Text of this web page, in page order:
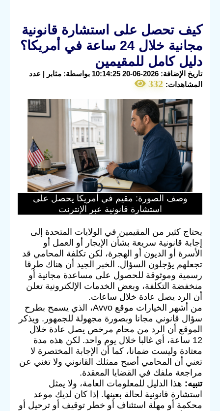
كيف تحصل على استشارة قانونية
مجانية خلال 24 ساعة في أمريكا؟
دليل كامل للمقيمين
تاريخ الإضافة: 2026-06-20 10:14:25 بواسطة: مثابر | عدد
المشاهدات: 332
وصف الصورة: مقيم في أمريكا يحصل على
استشارة قانونية عبر الإنترنت
يحتاج كثير من المقيمين في الولايات المتحدة إلى
إجابة قانونية سريعة بشأن الإيجار أو العمل أو
الأسرة أو الديون أو الهجرة، لكن تكلفة المحامي قد
تجعلهم يؤجلون السؤال. الخبر الجيد أن هناك طرقا
رسمية وموثوقة للحصول على مساعدة مجانية أو
منخفضة التكلفة، وبعض الخدمات الإلكترونية تعلن
أن الرد يصل عادة خلال ساعات.
من أشهر الخيارات موقع Avvo، الذي يسمح بطرح
سؤال قانوني مجانا وبصورة مجهولة للجمهور. ويذكر
الموقع أن الرد من محام مرخص يصل عادة خلال
12 ساعة، أي غالبا خلال يوم واحد. لكن هذه مدة
معتادة وليست ضمانا، كما أن الإجابة المختصرة لا
تعني أن المحامي أصبح ممثلك القانوني ولا تغني عن
مراجعة ملفك في القضايا المعقدة.
تنبيه: هذا الدليل للمعلومات العامة، ولا يمثل
استشارة قانونية لحالة بعينها. إذا كان لديك موعد
محكمة أو مهلة استئناف أو خطر توقيف أو ترحيل أو